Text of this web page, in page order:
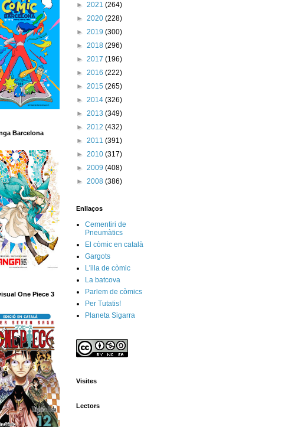
Barcelona
One Piece 3
► 2021 (264)
► 2020 (228)
► 2019 (300)
► 2018 (296)
► 2017 (196)
► 2016 (222)
► 2015 (265)
► 2014 (326)
► 2013 (349)
► 2012 (432)
► 2011 (391)
► 2010 (317)
► 2009 (408)
► 2008 (386)
Enllaços
Cementiri de
Pneumàtics
El còmic en català
Gargots
L'illa de còmic
La batcova
Parlem de còmics
Per Tutatis!
Planeta Sigarra
Visites
Lectors